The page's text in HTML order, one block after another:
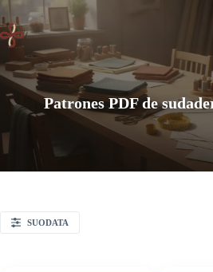
Saltar
al
contenido
Inicio
Patrones PDF de
SUODATA